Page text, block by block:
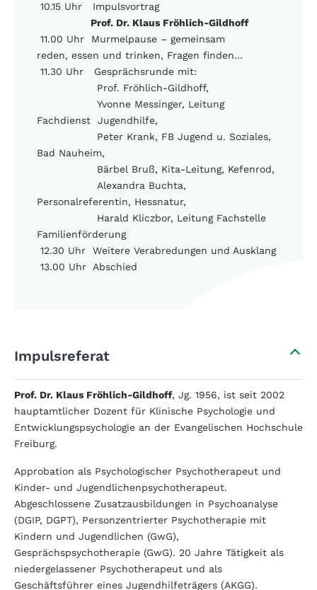
10.15 Uhr Impulsvortrag
Prof. Dr. Klaus Fröhlich-Gildhoff
11.00 Uhr Murmelpause – gemeinsam
reden, essen und trinken, Fragen finden…
11.30 Uhr Gesprächsrunde mit:
Prof. Fröhlich-Gildhoff,
Yvonne Messinger, Leitung
Fachdienst Jugendhilfe,
Peter Krank, FB Jugend u. Soziales,
Bad Nauheim,
Bärbel Bruß, Kita-Leitung, Kefenrod,
Alexandra Buchta,
Personalreferentin, Hessnatur,
Harald Kliczbor, Leitung Fachstelle
Familienförderung
12.30 Uhr Weitere Verabredungen und Ausklang
13.00 Uhr Abschied
Impulsreferat
Prof. Dr. Klaus Fröhlich-Gildhoff, Jg. 1956, ist seit 2002
hauptamtlicher Dozent für Klinische Psychologie und
Entwicklungspsychologie an der Evangelischen Hochschule
Freiburg.
Approbation als Psychologischer Psychotherapeut und
Kinder- und Jugendlichenpsychotherapeut.
Abgeschlossene Zusatzausbildungen in Psychoanalyse
(DGIP, DGPT), Personzentrierter Psychotherapie mit
Kindern und Jugendlichen (GwG),
Gesprächspsychotherapie (GwG). 20 Jahre Tätigkeit als
niedergelassener Psychotherapeut und als
Geschäftsführer eines Jugendhilfeträgers (AKGG).